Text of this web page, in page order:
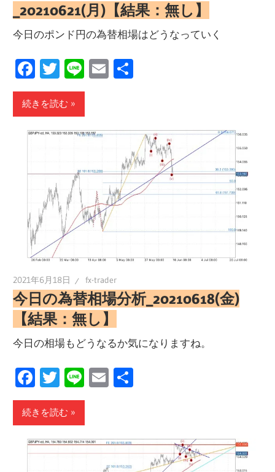
_20210621(月)【結果：無し】
今日のポンド円の為替相場はどうなっていく
Facebook
Twitter
LineEmail
続きを読む
2021年6月18日 fx-trader
今日の為替相場分析_20210618(金)
【結果：無し】
今日の相場もどうなるか気になりますね。
Facebook
Twitter
LineEmail
続きを読む